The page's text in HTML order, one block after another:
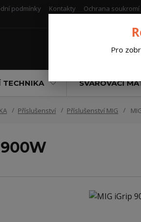
podmínky Kontakty Ochrana soukromí
TECHNIKA SVAŘOVACÍ
Příslušenství Příslušenství MIG
Pro